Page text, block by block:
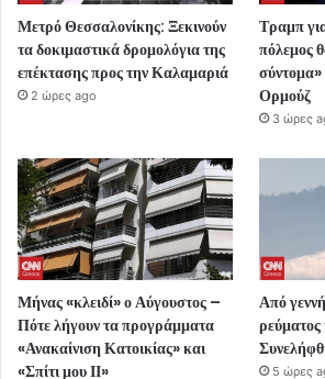
Μετρό Θεσσαλονίκης: Ξεκινούν
τα δοκιμαστικά δρομολόγια της
επέκτασης προς την Καλαμαριά
2 ώρες ago
Τραμπ
πόλεμος
σύντομα»
Ορμούζ
3 ώρες
Μήνας «κλειδί» ο Αύγουστος –
Πότε λήγουν τα προγράμματα
«Ανακαίνιση Κατοικίας» και
«Σπίτι μου ΙΙ»
Από
5 ώρες